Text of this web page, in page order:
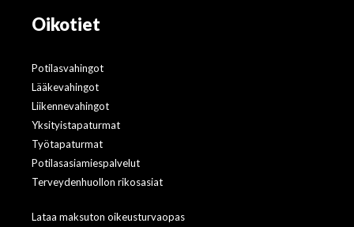
Oikotiet
Potilasvahingot
Lääkevahingot
Liikennevahingot
Yksityistapaturmat
Työtapaturmat
Potilasasiamiespalvelut
Terveydenhuollon rikosasiat
Lataa maksuton oikeusturvaopas